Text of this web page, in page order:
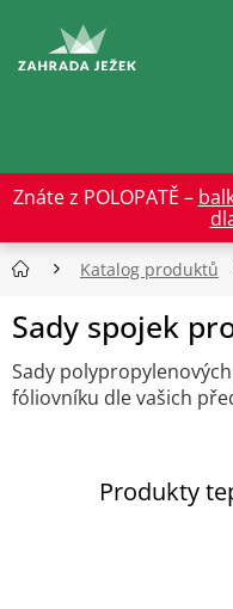
obsah
Znáte z POLOPATĚ –
Katalog produktů
Sady spojek
Sady
fóliovníku dle vašich
Produkty